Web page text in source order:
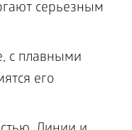
серьезным
с плавными
его